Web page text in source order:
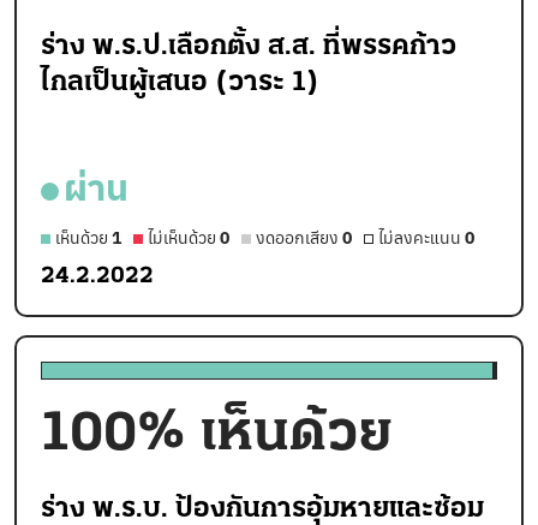
ร่าง พ.ร.ป.เลือกตั้ง ส.ส. ที่พรรคก้าว
ไกลเป็นผู้เสนอ (วาระ 1)
ผ่าน
เห็นด้วย 1 ไม่เห็นด้วย 0 งดออกเสียง 0 ไม่ลงคะแนน 0
24.2.2022
100% เห็นด้วย
ร่าง พ.ร.บ. ป้องกันการอุ้มหายและซ้อม